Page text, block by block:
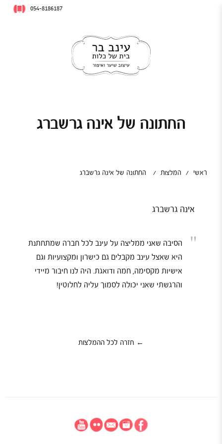
054-8186187
החתונה של אינה גרשברג
ראשי / המלצות / החתונה של אינה גרשברג
אינה גרשברג
"
הסיבה שאני ממליצה על עינב לכל חברה שמתחתנת
היא שאצל עינב מקבלים גם כישרון ומקצועיות וגם
אישיות מקסימה, חמה ודואגת. היה לנו חיבור מיידי
והרגשתי שאני יכולה לסמוך עליה לחלוטין!
← חזרה לכל ההמלצות